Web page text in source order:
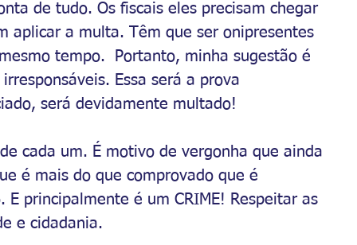
de tudo. Os fiscais eles precisam chegar
aplicar a multa. Têm que ser onipresentes
tempo.  Portanto, minha sugestão é
Essa será a prova
será devidamente multado!
cada um. É motivo de vergonha que ainda
é mais do que comprovado que é
principalmente é um CRIME! Respeitar as
e cidadania.